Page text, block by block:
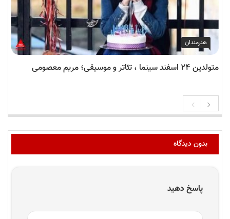
هنرمندان
متولدین ۲۴ اسفند سینما ، تئاتر و موسیقی؛ مریم معصومی
بدون دیدگاه
پاسخ دهید